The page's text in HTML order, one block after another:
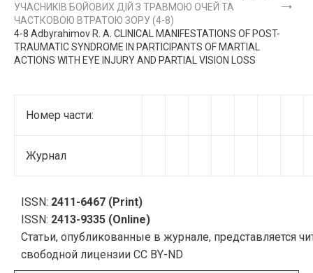
УЧАСНИКІВ БОЙОВИХ ДІЙ З ТРАВМОЮ ОЧЕЙ ТА
ЧАСТКОВОЮ ВТРАТОЮ ЗОРУ (4-8)
4-8 Adbyrahimov R. A. CLINICAL MANIFESTATIONS OF POST-
TRAUMATIC SYNDROME IN PARTICIPANTS OF MARTIAL
ACTIONS WITH EYE INJURY AND PARTIAL VISION LOSS
Номер части:
Журнал
ISSN: 2411-6467 (Print)
ISSN: 2413-9335 (Online)
Статьи, опубликованные в журнале, представляется
свободной лицензии CC BY-ND